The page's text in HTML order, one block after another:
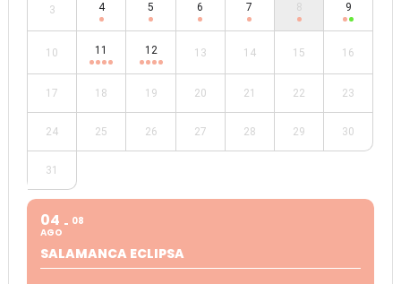
3 4 5 6 7 8 9
10 11 12 13 14 15 16
17 18 19 20 21 22 23
24 25 26 27 28 29 30
31
04
AGO
08
SALAMANCA ECLIPSA